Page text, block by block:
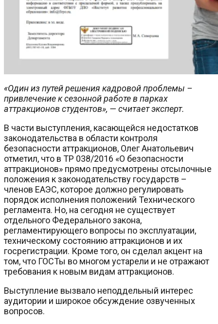
«Один из путей решения кадровой проблемы –
привлечение к сезонной работе в парках
аттракционов студентов», — считает эксперт.
В части выступления, касающейся недостатков
законодательства в области контроля
безопасности аттракционов, Олег Анатольевич
отметил, что в ТР 038/2016 «О безопасности
аттракционов» прямо предусмотрены отсылочные
положения к законодательству государств –
членов ЕАЭС, которое должно регулировать
порядок исполнения положений Технического
регламента. Но, на сегодня не существует
отдельного Федерального закона,
регламентирующего вопросы по эксплуатации,
техническому состоянию аттракционов и их
госрегистрации. Кроме того, он сделал акцент на
том, что ГОСТы во многом устарели и не отражают
требования к новым видам аттракционов.
Выступление вызвало неподдельный интерес
аудитории и широкое обсуждение озвученных
вопросов.